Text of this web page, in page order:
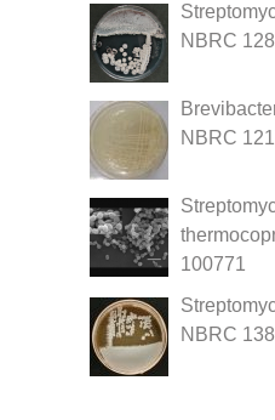
NBRC
NBRC
100771
NBRC